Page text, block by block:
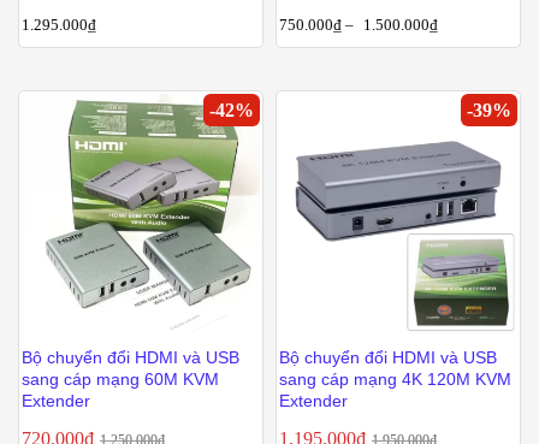
1.295.000₫ 750.000₫ – 1.500.000₫
-42%
Bộ chuyển đổi HDMI và USB
sang cáp mạng 60M KVM
Extender
720.000₫
-39%
Bộ chuyển đổi HDMI và USB
sang cáp mạng 4K 120M KVM
Extender
1.195.000₫